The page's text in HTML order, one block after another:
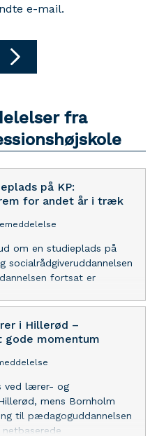
e-mail.
fra
på KP:
for andet år i træk
om en studieplads på
socialrådgiveruddannelsen
fortsat er
i Hillerød –
gode momentum
ved lærer- og
mens Bornholm
til pædagoguddannelsen